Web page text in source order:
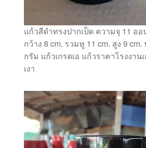
แก้วสีดำทรงปากเป็ด ความจุ 11 อ
กว้าง 8 cm. รวมหู 11 cm. สูง 9
กรัม แก้วเกรดเอ แก้วราคาโรงงาน
เงา